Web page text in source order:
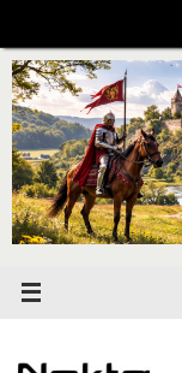
Inhalt
springen